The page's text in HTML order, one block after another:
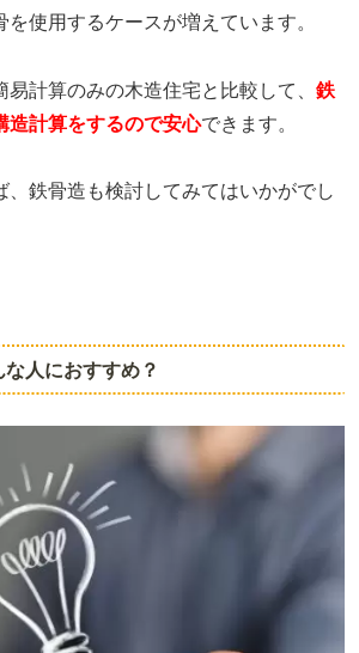
使用するケースが増えています。
易計算のみの木造住宅と比較して、 鉄
造計算をするので安心できます。
、鉄骨造も検討してみてはいかがでし
人におすすめ？